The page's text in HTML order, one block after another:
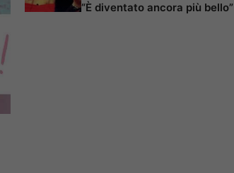
“È diventato ancora più bello”